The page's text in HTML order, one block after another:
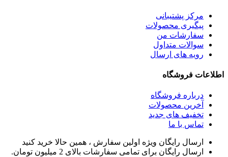
مرکز پشتیبانی
پیگیری محصولات
سفارشات من
سوالات متداول
رویه های ارسال
اطلاعات فروشگاه
درباره فروشگاه
آخرین محصولات
تخفیف های جدید
تماس با ما
ارسال رایگان ویژه اولین سفارش ، همین حالا خرید کنید
ارسال رایگان برای تمامی سفارشات بالای 2 میلیون تومان.